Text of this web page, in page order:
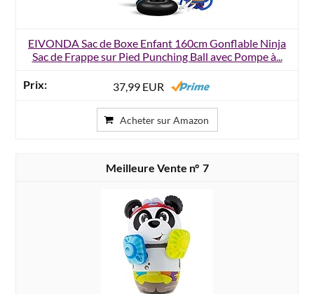
EIVONDA Sac de Boxe Enfant 160cm Gonflable Ninja
Sac de Frappe sur Pied Punching Ball avec Pompe à...
37,99 EUR
Acheter sur Amazon
7